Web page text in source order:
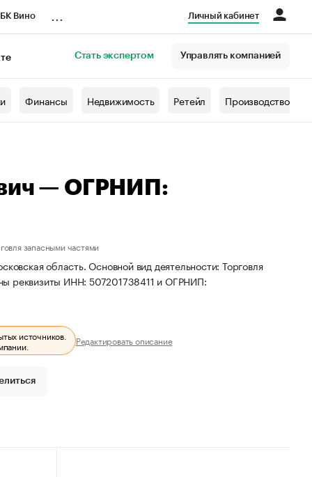
Вино Личный кабинет
Стать экспертом Управлять компанией
Финансы Недвижимость Ретейл Производство
— ОГРНИП:
запасными частями
область. Основной вид деятельности: Торговля
реквизиты ИНН: 507201738411 и ОГРНИП:
источников.
Редактировать описание